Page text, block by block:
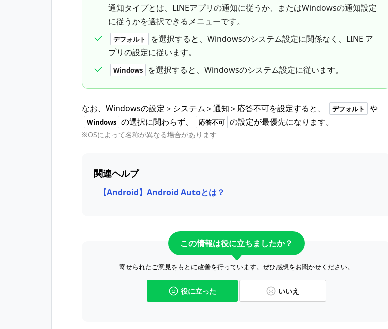
通知タイプとは、LINEアプリの通知に従うか、またはWindowsの通知設定
に従うかを選択できるメニューです。
デフォルト
を選択すると、Windowsのシステム設定に関係なく、LINE ア
プリの設定に従います。
Windows を選択すると、Windowsのシステム設定に従います。
なお、Windowsの設定＞システム＞通知＞応答不可を設定すると、 デフォルト や
Windows の選択に関わらず、 応答不可 の設定が最優先になります。
※OSによって名称が異なる場合があります
関連ヘルプ
【Android】Android Autoとは？
この情報は役に立ちましたか？
寄せられたご意見をもとに改善を行っています。ぜひ感想をお聞かせください。
役に立った いいえ